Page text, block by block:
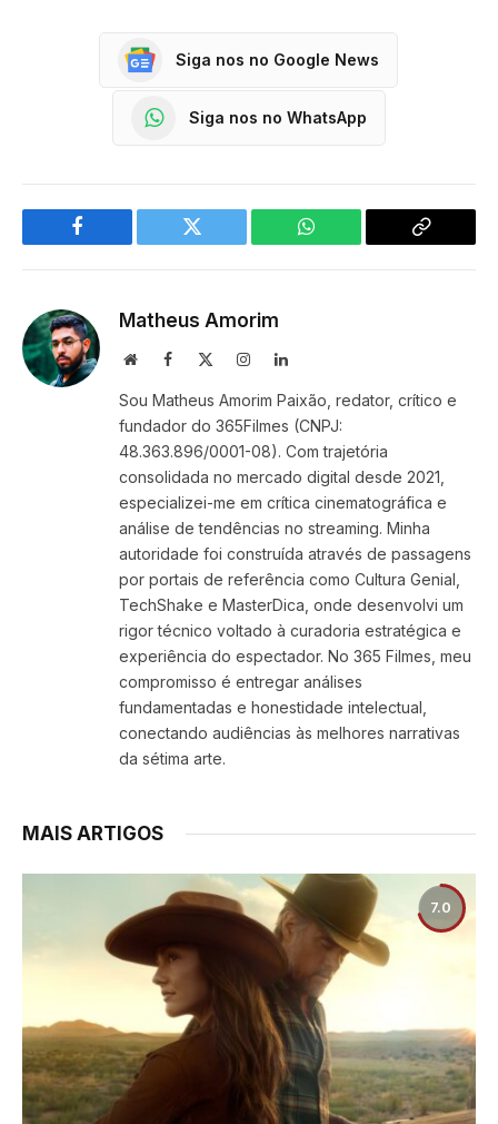
Siga nos no Google News
Siga nos no WhatsApp
Facebook Twitter WhatsApp
Copy
Matheus Amorim
WebsiteFacebook InstagramLinkedIn
Sou Matheus Amorim Paixão, redator, crítico e
fundador do 365Filmes (CNPJ:
48.363.896/0001-08). Com trajetória
consolidada no mercado digital desde 2021,
especializei-me em crítica cinematográfica e
análise de tendências no streaming. Minha
autoridade foi construída através de passagens
por portais de referência como Cultura Genial,
TechShake e MasterDica, onde desenvolvi um
rigor técnico voltado à curadoria estratégica e
experiência do espectador. No 365 Filmes, meu
compromisso é entregar análises
fundamentadas e honestidade intelectual,
conectando audiências às melhores narrativas
da sétima arte.
MAIS ARTIGOS
7.0